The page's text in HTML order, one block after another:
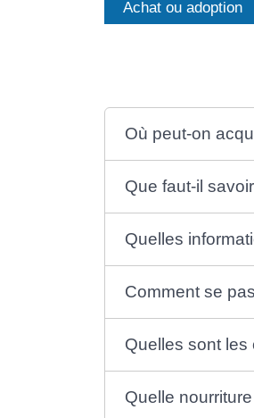
Achat ou adoption
Où peut-on
Que faut-il
Quelles
Comment se
Quelles sont les
Quelle